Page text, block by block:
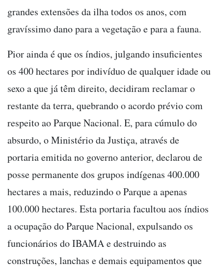
grandes extensões da ilha todos os anos, com
gravíssimo dano para a vegetação e para a fauna.
Pior ainda é que os índios, julgando insuficientes
os 400 hectares por indivíduo de qualquer idade ou
sexo a que já têm direito, decidiram reclamar o
restante da terra, quebrando o acordo prévio com
respeito ao Parque Nacional. E, para cúmulo do
absurdo, o Ministério da Justiça, através de
portaria emitida no governo anterior, declarou de
posse permanente dos grupos indígenas 400.000
hectares a mais, reduzindo o Parque a apenas
100.000 hectares. Esta portaria facultou aos índios
a ocupação do Parque Nacional, expulsando os
funcionários do IBAMA e destruindo as
construções, lanchas e demais equipamentos que